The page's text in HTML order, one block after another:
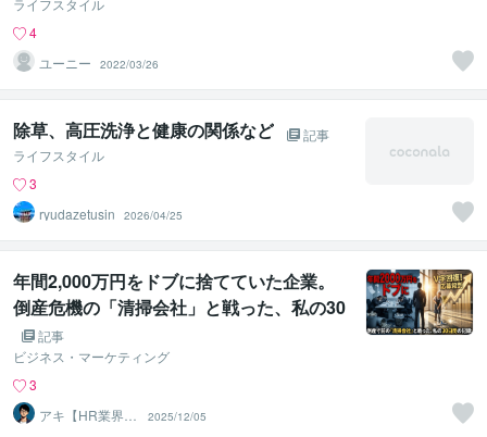
ライフスタイル
4
ユーニー
2022/03/26
除草、高圧洗浄と健康の関係など
記事
ライフスタイル
3
ryudazetusin
2026/04/25
年間2,000万円をドブに捨てていた企業。
倒産危機の「清掃会社」と戦った、私の30
日間の記録。【前編】
記事
ビジネス・マーケティング
3
アキ【HR業界15
年・採用のプ
2025/12/05